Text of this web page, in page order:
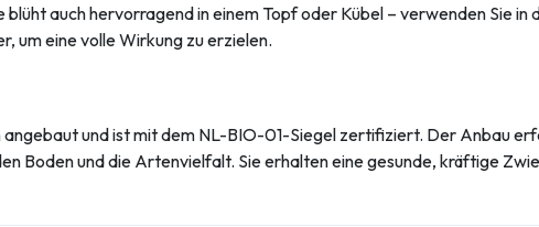
auch hervorragend in einem Topf oder Kübel – verwenden Sie in
um eine volle Wirkung zu erzielen.
angebaut und ist mit dem NL-BIO-01-Siegel zertifiziert. Der Anbau
Boden und die Artenvielfalt. Sie erhalten eine gesunde, kräftige